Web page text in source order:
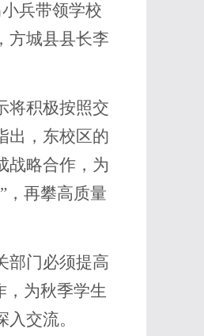
兵带领学校
方城县县长李
将积极按照交
出，东校区的
战略合作，为
，再攀高质量
部门必须提高
，为秋季学生
交流。